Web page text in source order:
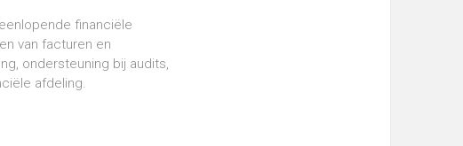
financiële
van facturen en
ondersteuning bij audits,
afdeling.